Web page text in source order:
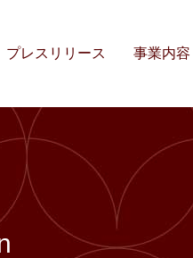
プレスリリース 事業内容